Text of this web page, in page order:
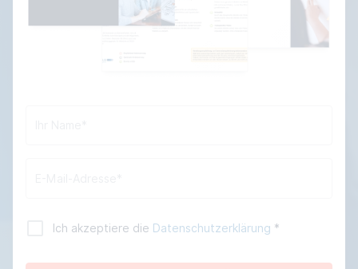
Ich akzeptiere die Datenschutzerklärung *